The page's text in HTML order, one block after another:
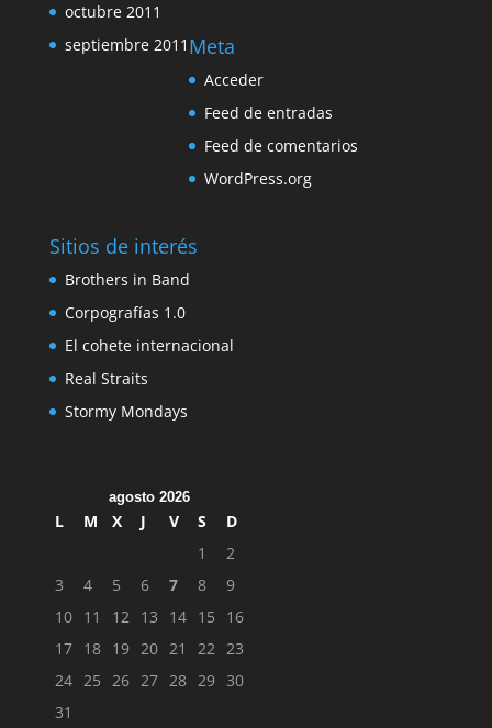
octubre 2011
septiembre 2011 Meta
Acceder
Feed de entradas
Feed de comentarios
WordPress.org
Sitios de interés
Brothers in Band
Corpografías 1.0
El cohete internacional
Real Straits
Stormy Mondays
agosto 2026
L M X J V S
D
1
2
3
4 5 6 7 8
9
10 11 12 13 14 15
16
17 18 19 20 21 22
23
24 25 26 27 28 29 30
31